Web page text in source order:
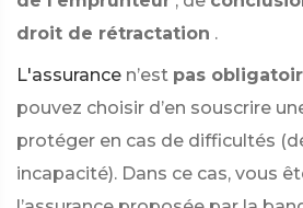
droit de rétractation .
L'assurance n’est pas
pouvez choisir d’en souscrire
protéger en cas de difficultés
incapacité). Dans ce cas, vous